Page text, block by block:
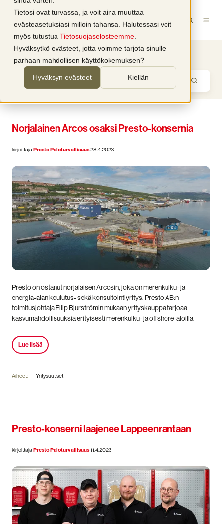
Tietosi ovat turvassa, ja voit aina muuttaa
evästeasetuksiasi milloin tahansa. Halutessasi voit
myös tutustua Tietosuojaselosteemme
Hyväksytkö evästeet, jotta voimme tarjota sinulle
parhaan mahdollisen käyttökokemuksen?
Hyväksyn evästeet Kiellän
Ajankohtaiset uutiset
Norjalainen Arcos osaksi Presto-konsernia
kirjoittaja Presto Paloturvallisuus28.4.2023
Presto on ostanut norjalaisen Arcosin, joka on merenkulku- ja
energia-alan koulutus- sekä konsultointiyritys. Presto AB:n
toimitusjohtaja Filip Bjurströmin mukaan yrityskauppa tarjoaa
kasvumahdollisuuksia erityisesti merenkulku- ja offshore-aloilla.
Lue lisää
Aiheet: Yritysuutiset
Presto-konserni laajenee Lappeenrantaan
kirjoittajaPresto Paloturvallisuus11.4.2023